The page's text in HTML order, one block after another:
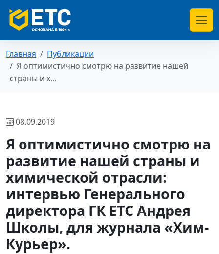
Главная
Публикации
Я оптимистично смотрю на развитие нашей
страны и х...
08.09.2019
Я оптимистично смотрю на
развитие нашей страны и
химической отрасли:
интервью Генерального
директора ГК ЕТС Андрея
Школы, для журнала «Хим-
Курьер».